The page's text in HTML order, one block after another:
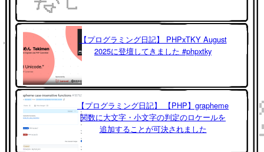
【プログラミング日記】 PHPxTKY August
2025に登壇してきました #phpxtky
【プログラミング日記】 【PHP】grapheme
関数に大文字・小文字の判定のロケールを
追加することが可決されました